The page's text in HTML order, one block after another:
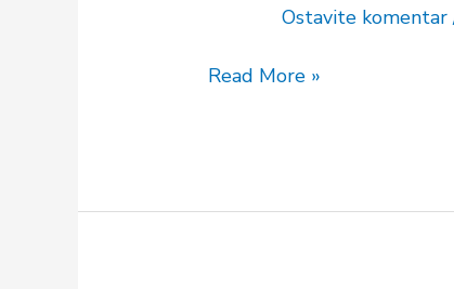
Ostavite komentar
autentičan
Read More »